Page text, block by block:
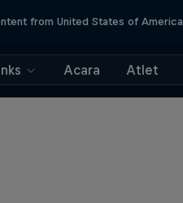
from United States of America
Acara Atlet